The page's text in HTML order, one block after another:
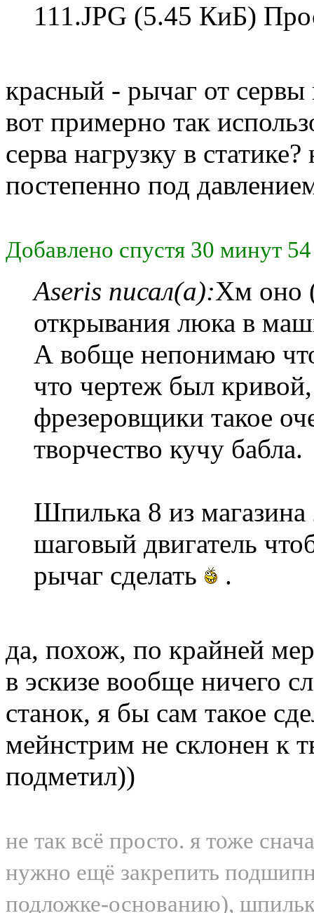
111.JPG (5.45 КиБ)
красный - рычаг от
вот примерно так
серва нагрузку в
постепенно под
Добавлено спустя 30 минут
Aseris писал(а):Хм оно
открывания люка в
А вобще непонимаю
что чертеж был
фрезеровщики такое
творчество кучу бабла.
Шпилька 8 из
шаговый двигатель
рычаг сделать
.
да, похож, по крайней
в эскизе вообще ничего
станок, я бы сам такое
мейнстрим не склонен к
подметил))
не так всё просто. я тоже
нужно ещё закрепить
подложке-основанию),